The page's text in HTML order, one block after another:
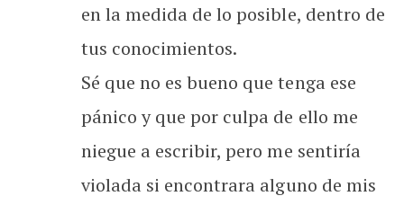
en la medida de lo posible, dentro de
tus conocimientos.
Sé que no es bueno que tenga ese
pánico y que por culpa de ello me
niegue a escribir, pero me sentiría
violada si encontrara alguno de mis